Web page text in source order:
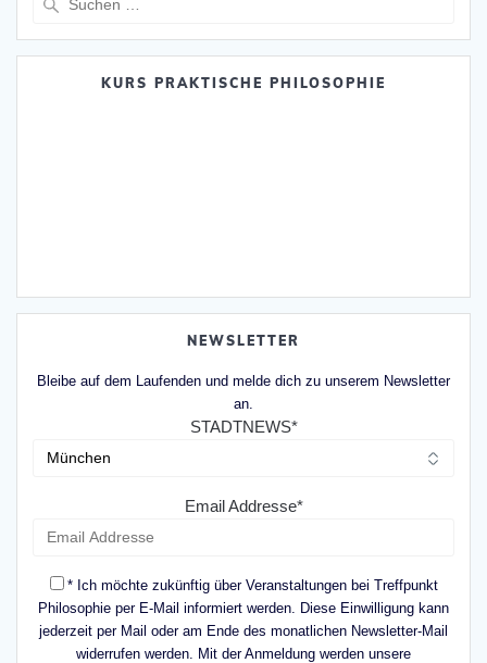
KURS PRAKTISCHE PHILOSOPHIE
NEWSLETTER
Bleibe auf dem Laufenden und melde dich zu unserem Newsletter
an.
STADTNEWS*
Email Addresse*
* Ich möchte zukünftig über Veranstaltungen bei Treffpunkt
Philosophie per E-Mail informiert werden. Diese Einwilligung kann
jederzeit per Mail oder am Ende des monatlichen Newsletter-Mail
widerrufen werden. Mit der Anmeldung werden unsere